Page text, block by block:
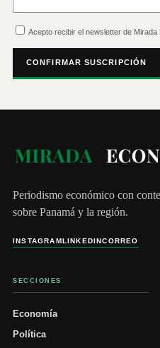
Acepto recibir el newsletter de Mirada
CONFIRMAR SUSCRIPCIÓN
Periodismo económico con
sobre Panamá y la región.
INSTAGRAMLINKEDINCORREO
SECCIONES
Economía
Política